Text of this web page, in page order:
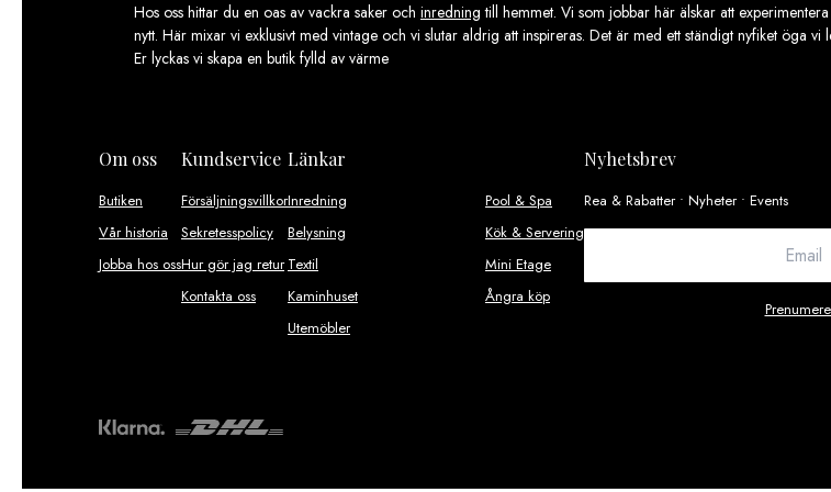
Hos oss hittar du en oas av vackra saker och inredning till hemmet. Vi som jobbar här älskar att
nytt. Här mixar vi exklusivt med vintage och vi slutar aldrig att inspireras. Det är med ett ständigt nyfiket öga
Er lyckas vi skapa en butik fylld av värme
Om oss
Butiken
Vår historia
Jobba hos oss
Kundservice
Försäljningsvillkor
Sekretesspolicy
Hur gör jag retur
Kontakta oss
Länkar
Inredning
Belysning
Textil
Kaminhuset
Utemöbler
Pool & Spa
Kök & Servering
Mini Etage
Ångra köp
Nyhetsbrev
Rea & Rabatter • Nyheter • Events